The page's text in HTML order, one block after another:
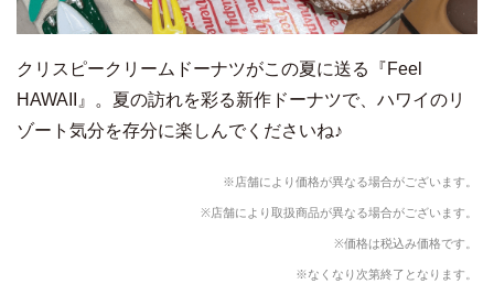
クリスピークリームドーナツがこの夏に送る『Feel
HAWAII』。夏の訪れを彩る新作ドーナツで、ハワイのリ
ゾート気分を存分に楽しんでくださいね♪
※店舗により価格が異なる場合がございます。
※店舗により取扱商品が異なる場合がございます。
※価格は税込み価格です。
※なくなり次第終了となります。